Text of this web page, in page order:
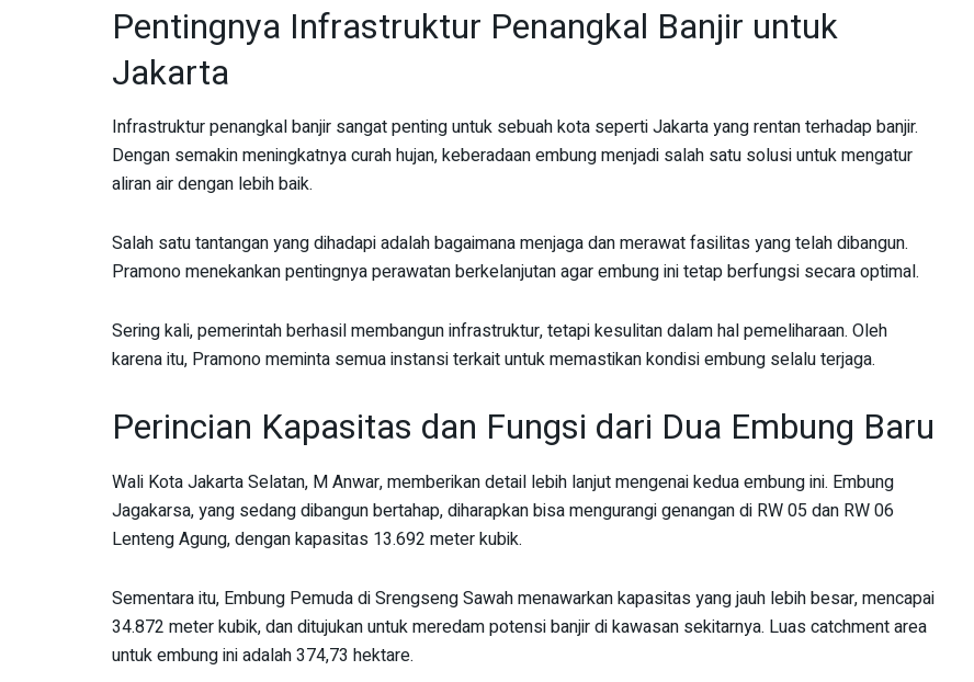
Pentingnya Infrastruktur Penangkal Banjir untuk
Jakarta
Infrastruktur penangkal banjir sangat penting untuk sebuah kota seperti Jakarta yang rentan terhadap banjir.
Dengan semakin meningkatnya curah hujan, keberadaan embung menjadi salah satu solusi untuk mengatur
aliran air dengan lebih baik.
Salah satu tantangan yang dihadapi adalah bagaimana menjaga dan merawat fasilitas yang telah dibangun.
Pramono menekankan pentingnya perawatan berkelanjutan agar embung ini tetap berfungsi secara optimal.
Sering kali, pemerintah berhasil membangun infrastruktur, tetapi kesulitan dalam hal pemeliharaan. Oleh
karena itu, Pramono meminta semua instansi terkait untuk memastikan kondisi embung selalu terjaga.
Perincian Kapasitas dan Fungsi dari Dua Embung Baru
Wali Kota Jakarta Selatan, M Anwar, memberikan detail lebih lanjut mengenai kedua embung ini. Embung
Jagakarsa, yang sedang dibangun bertahap, diharapkan bisa mengurangi genangan di RW 05 dan RW 06
Lenteng Agung, dengan kapasitas 13.692 meter kubik.
Sementara itu, Embung Pemuda di Srengseng Sawah menawarkan kapasitas yang jauh lebih besar, mencapai
34.872 meter kubik, dan ditujukan untuk meredam potensi banjir di kawasan sekitarnya. Luas catchment area
untuk embung ini adalah 374,73 hektare.